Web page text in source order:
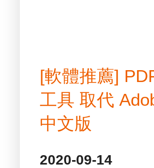
[軟體推薦]
工具 取代
中文版
2020-09-14